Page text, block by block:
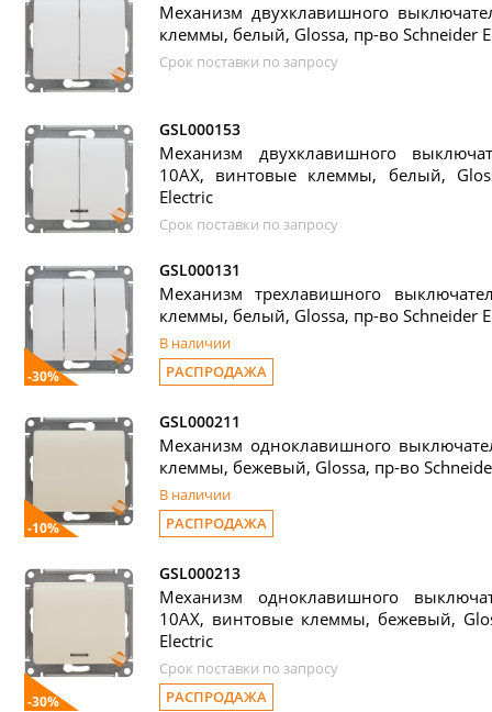
Механизм двухклавишного
клеммы, белый, Glossa, пр-во Schneider
Срок поставки по запросу
GSL000153
Механизм двухклавишного
10АХ, винтовые клеммы, белый,
Electric
Срок поставки по запросу
-30%
GSL000131
Механизм трехлавишного
клеммы, белый, Glossa, пр-во Schneider
В наличии
РАСПРОДАЖА
-10%
GSL000211
Механизм одноклавишного
клеммы, бежевый, Glossa, пр-во
В наличии
РАСПРОДАЖА
-30%
GSL000213
Механизм одноклавишного
10АХ, винтовые клеммы, бежевый,
Electric
Срок поставки по запросу
РАСПРОДАЖА